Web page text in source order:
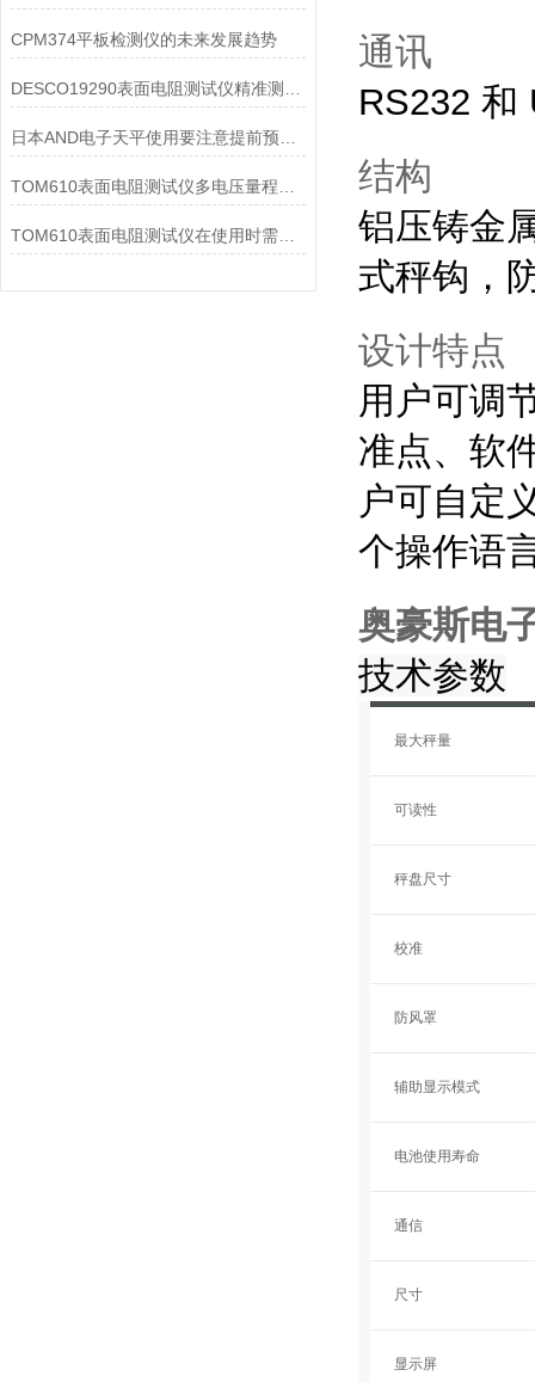
CPM374平板检测仪的未来发展趋势
TOM610表面电阻测试仪在使用时需要注意的方面有以下几点
通讯
RS232 和
结构
铝压铸金
式秤钩，
设计特点
用户可调
准点、软
户可自定
个操作语
奥豪斯电
技术参数
最大秤量
可读性
秤盘尺寸
校准
防风罩
辅助显示模式
电池使用寿命
通信
尺寸
显示屏